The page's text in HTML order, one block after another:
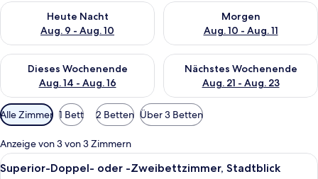
Heute Nacht
Aug. 9 - Aug. 10
Überprüfe die Verfügbarkeit für heute Nacht, Aug. 9 - Aug.
Morgen
Aug. 10 - Aug. 11
Überprüfe die Verfügbarkeit
Dieses Wochenende
Aug. 14 - Aug. 16
Überprüfe die Verfügbarkeit für dieses Wochenende, Aug. 14
Nächstes Wochenende
Aug. 21 - Aug. 23
Überprüfe die Verfügbarkeit
Verfügbare
Filter
für
Zimmer
Alle Zimmer 1 Bett 2 Betten Über 3 Betten
Anzeige von 3 von 3 Zimmern
Alle
Ein Doppelbett mit gestreifter
5
Superior-Doppel- oder -Zweibettzimmer, Stadtblick